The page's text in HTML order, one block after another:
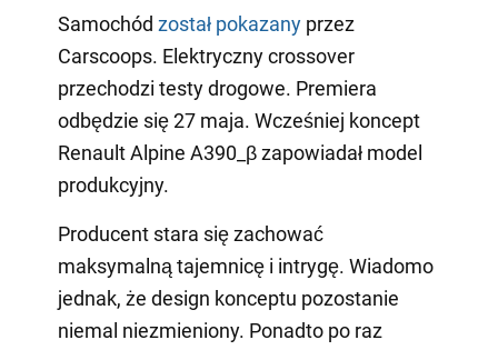
Samochód został pokazanyprzez
Carscoops. Elektryczny crossover
przechodzi testy drogowe. Premiera
odbędzie się 27 maja. Wcześniej koncept
Renault Alpine A390_β zapowiadał model
produkcyjny.
Producent stara się zachować
maksymalną tajemnicę i intrygę. Wiadomo
jednak, że design konceptu pozostanie
niemal niezmieniony. Ponadto po raz